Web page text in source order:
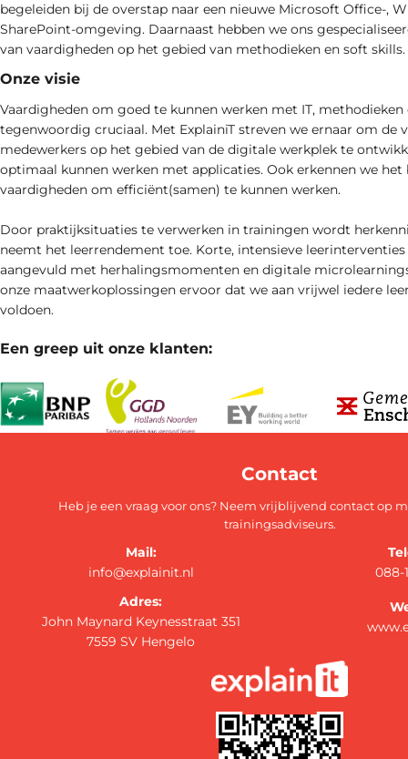
begeleiden bij de overstap naar een nieuwe Microsoft Office-,
SharePoint-omgeving. Daarnaast hebben we ons
van vaardigheden op het gebied van methodieken en soft skills.
Onze visie
Vaardigheden om goed te kunnen werken met IT, methodieken
tegenwoordig cruciaal. Met ExplainiT streven we ernaar om de
medewerkers op het gebied van de digitale werkplek te
optimaal kunnen werken met applicaties. Ook erkennen we het
vaardigheden om efficiënt(samen) te kunnen werken.
Door praktijksituaties te verwerken in trainingen wordt
neemt het leerrendement toe. Korte, intensieve leerinterventies
aangevuld met herhalingsmomenten en digitale
onze maatwerkoplossingen ervoor dat we aan vrijwel iedere
voldoen.
Een greep uit onze klanten:
Contact
Heb je een vraag voor ons? Neem vrijblijvend contact op
trainingsadviseurs.
Mail:
info@explainit.nl
088-
Adres:
John Maynard Keynesstraat 351
7559 SV Hengelo